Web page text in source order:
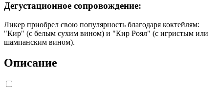
Дегустационное сопровождение:
Ликер приобрел свою популярность благодаря коктейлям:
"Кир" (с белым сухим вином) и "Кир Роял" (с игристым или
шампанским вином).
Описание